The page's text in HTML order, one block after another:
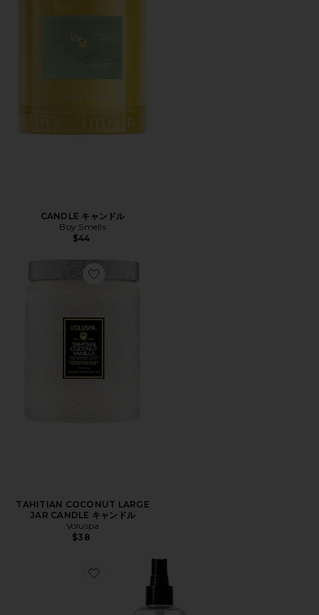
CANDLE キャンドル
Boy Smells
$44
Favorite TAHITIAN COCONUT LARGE JAR CANDLE
TAHITIAN COCONUT LARGE
JAR CANDLE キャンドル
Voluspa
$38
Favorite ROOM SPRAY ルームスプレー